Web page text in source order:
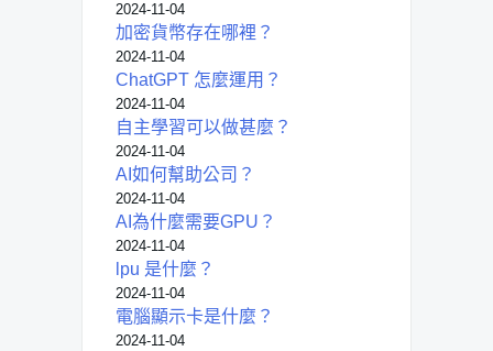
2024-11-04
加密貨幣存在哪裡？
2024-11-04
ChatGPT 怎麼運用？
2024-11-04
自主學習可以做甚麼？
2024-11-04
AI如何幫助公司？
2024-11-04
AI為什麼需要GPU？
2024-11-04
lpu 是什麼？
2024-11-04
電腦顯示卡是什麼？
2024-11-04